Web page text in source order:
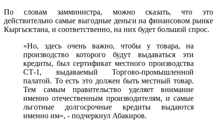
По словам замминистра, можно сказать, что это
действительно самые выгодные деньги на финансовом рынке
Кыргызстана, и соответственно, на них будет большой спрос.
«Но, здесь очень важно, чтобы у товара, на
производство которого будут выдаваться эти
кредиты, был сертификат местного производства
СТ-1, выдаваемый Торгово-промышленной
палатой. То есть это должен быть местный товар.
Тем самым правительство уделяет внимание
именно отечественным производителям, и самые
льготные долгосрочные кредиты выдаются
именно им», - подчеркнул Абакиров.